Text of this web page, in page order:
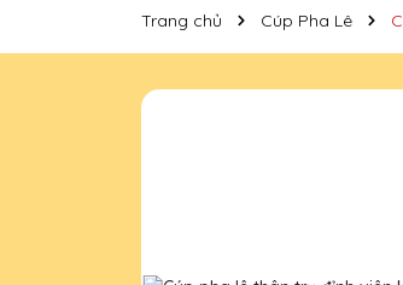
Trang chủ Cúp Pha Lê